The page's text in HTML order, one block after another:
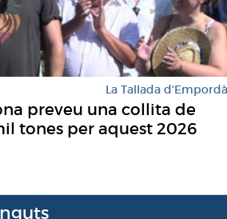
La Tallada d'Empordà
preveu una collita de
tones per aquest 2026